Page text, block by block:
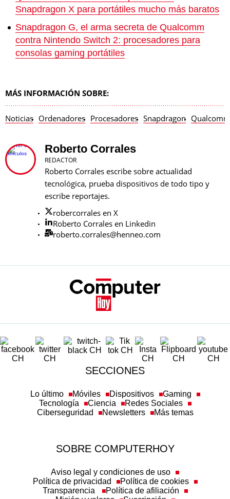
Snapdragon X para portátiles mucho más baratos
Snapdragon G, el arma secreta de Qualcomm
contra Nintendo Switch 2: procesadores para
consolas gaming portátiles
MÁS INFORMACIÓN SOBRE:
Noticias Ordenadores Procesadores Snapdragon Qualcomm
Roberto Corrales
REDACTOR
Roberto Corrales escribe sobre actualidad
tecnológica, prueba dispositivos de todo tipo y
escribe reportajes.
robercorrales en X
Roberto Corrales en Linkedin
roberto.corrales@henneo.com
SECCIONES
Lo último Móviles Dispositivos
Gaming
Tecnología
Ciencia
Redes Sociales
Ciberseguridad
Newsletters Más temas
SOBRE COMPUTERHOY
Aviso legal y condiciones de uso
Política de privacidad
Política de cookies
Transparencia
Política de afiliación